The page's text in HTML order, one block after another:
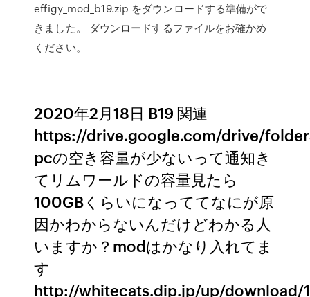
effigy_mod_b19.zip をダウンロードする準備がで
きました。 ダウンロードするファイルをお確かめ
ください。
2020年2月18日 B19 関連
https://drive.google.com/drive/
pcの空き容量が少ないって通知き
てリムワールドの容量見たら
100GBくらいになっててなにが原
因かわからないんだけどわかる人
いますか？modはかなり入れてま
す
http://whitecats.dip.jp/up/download/